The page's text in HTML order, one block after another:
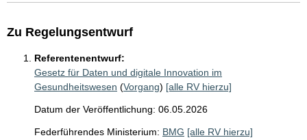
Zu Regelungsentwurf
Referentenentwurf:
Gesetz für Daten und digitale Innovation im
Gesundheitswesen (Vorgang) [alle RV hierzu]
Datum der Veröffentlichung: 06.05.2026
Federführendes Ministerium: BMG [alle RV hierzu]